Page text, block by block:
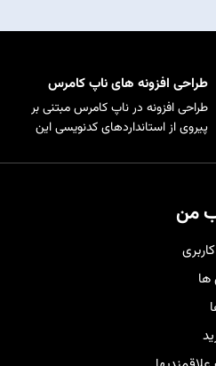
طراحی افزونه های ناپ کامرس
طراحی افزونه در ناپ کامرس مبتنی بر
پیروی از استانداردهای کدنویسی این
و اضافه کردن قابلیت‌های سفارشی را
من